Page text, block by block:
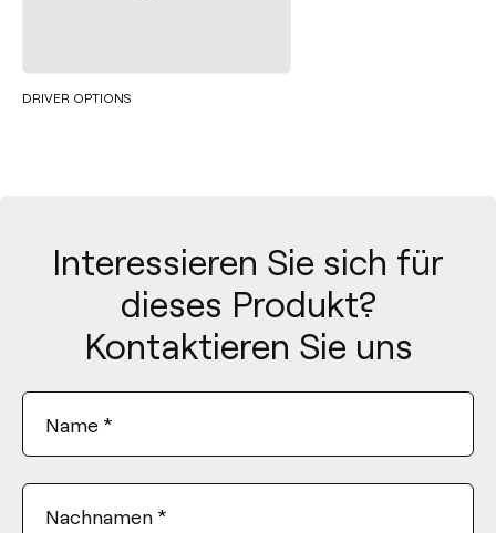
DRIVER OPTIONS
Interessieren Sie sich für
dieses Produkt?
Kontaktieren Sie uns
Name *
Nachnamen *